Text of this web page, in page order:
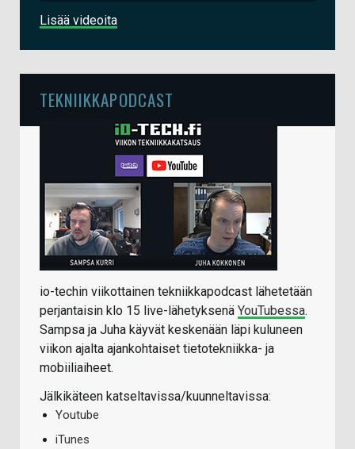
Lisää videoita
TEKNIIKKAPODCAST
io-techin viikottainen tekniikkapodcast lähetetään
perjantaisin klo 15 live-lähetyksenä YouTubessa.
Sampsa ja Juha käyvät keskenään läpi kuluneen
viikon ajalta ajankohtaiset tietotekniikka- ja
mobiiliaiheet.
Jälkikäteen katseltavissa/kuunneltavissa:
Youtube
iTunes